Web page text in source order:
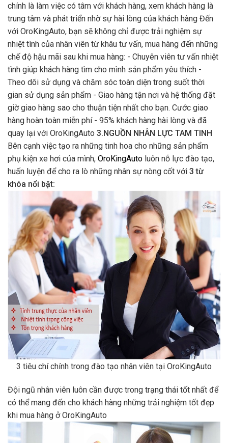
chính là làm việc có tâm với khách hàng, xem khách hàng là
trung tâm và phát triển nhờ sự hài lòng của khách hàng Đến
với OroKingAuto, bạn sẽ không chỉ được trải nghiệm sự
nhiệt tình của nhân viên từ khâu tư vấn, mua hàng đến những
chế độ hậu mãi sau khi mua hàng: - Chuyên viên tư vấn nhiệt
tình giúp khách hàng tìm cho mình sản phẩm yêu thích -
Theo dõi sử dụng và chăm sóc toàn diện trong suốt thời
gian sử dụng sản phẩm - Giao hàng tận nơi và hệ thống đặt
giờ giao hàng sao cho thuận tiện nhất cho bạn. Cước giao
hàng hoàn toàn miễn phí - 95% khách hàng hài lòng và đã
quay lại với OroKingAuto 3.NGUỒN NHÂN LỰC TAM TINH
Bên cạnh việc tạo ra những tinh hoa cho những sản phẩm
phụ kiện xe hơi của mình, OroKingAuto luôn nỗ lực đào tạo,
huấn luyện để cho ra lò những nhân sự nòng cốt với 3 từ
khóa nổi bật:
3 tiêu chí chính trong đào tạo nhân viên tại OroKingAuto
Đội ngũ nhân viên luôn cần được trong trạng thái tốt nhất để
có thể mang đến cho khách hàng những trải nghiệm tốt đẹp
khi mua hàng ở OroKingAuto